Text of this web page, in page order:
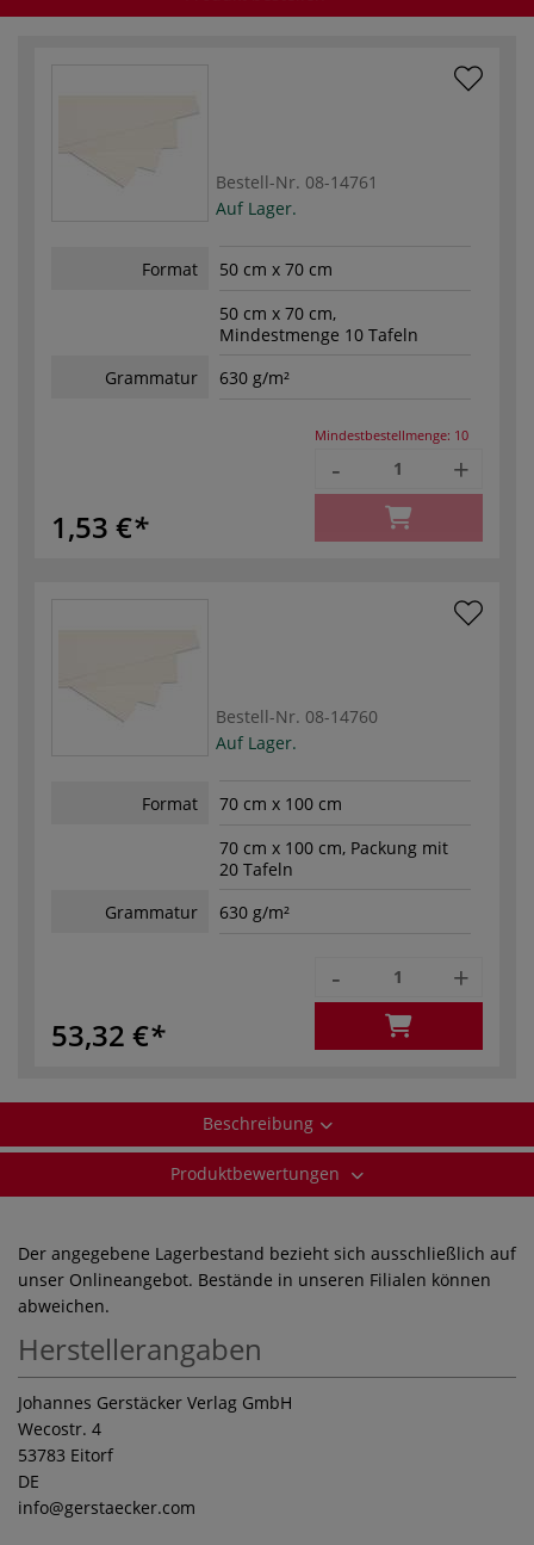
Bestell-Nr. 08-14761
Auf Lager.
Format
50 cm x 70 cm
50 cm x 70 cm,
Mindestmenge 10 Tafeln
Grammatur
630 g/m²
1,53 €
Mindestbestellmenge: 10
- +
Bestell-Nr. 08-14760
Auf Lager.
Format
70 cm x 100 cm
70 cm x 100 cm, Packung mit
20 Tafeln
Grammatur
630 g/m²
53,32 €
- +
Beschreibung
Produktbewertungen
Der angegebene Lagerbestand bezieht sich ausschließlich auf
unser Onlineangebot. Bestände in unseren Filialen können
abweichen.
Herstellerangaben
Johannes Gerstäcker Verlag GmbH
Wecostr. 4
53783 Eitorf
DE
info@gerstaecker.com